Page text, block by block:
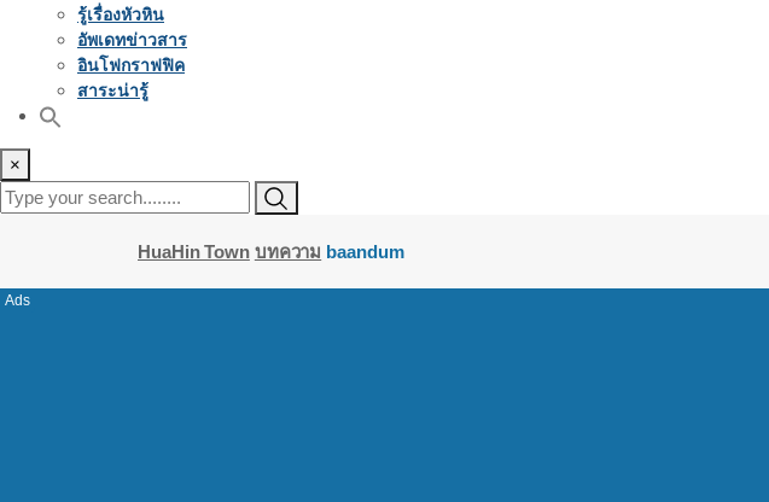
รู้เรื่องหัวหิน
อัพเดทข่าวสาร
อินโฟกราฟฟิค
สาระน่ารู้
×
HuaHin Town บทความ baandum